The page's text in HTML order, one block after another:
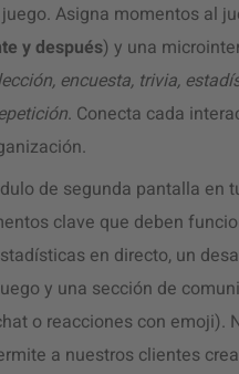
Asigna momentos al
y después) y una
encuesta, trivia,
. Conecta cada
de segunda pantalla en
clave que deben
en directo, un
y una sección de
o reacciones con emoji).
a nuestros clientes